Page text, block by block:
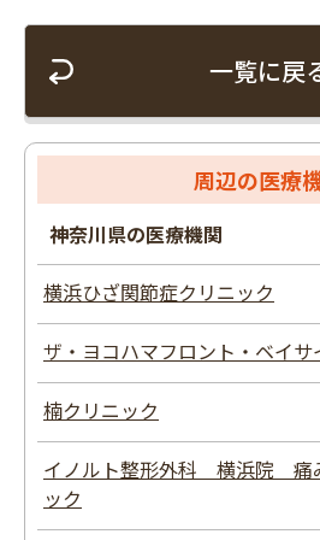
一覧に戻
周辺の医療
神奈川県の医療機関
横浜ひざ関節症クリニック
ザ・ヨコハマフロント・ベイサ
楠クリニック
イノルト整形外科 横浜院 痛
ック